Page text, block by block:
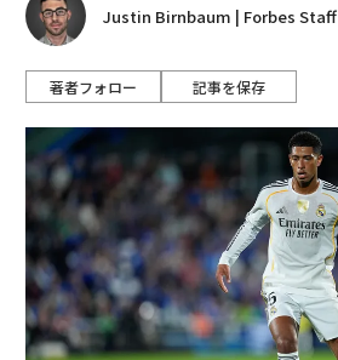
Justin Birnbaum | Forbes Staff
著者フォロー 記事を保存